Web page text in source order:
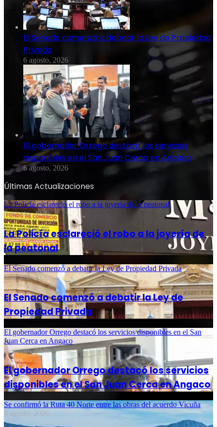
El Senado comenzó a debatir la Ley de Propiedad
Privada
6 agosto, 2026
El gobernador Orrego destacó los servicios
disponibles en el San Juan Cerca en Angaco
6 agosto, 2026
Últimas Actualizaciones
La Policía esclareció el robo a la joyería de la peatonal
6 agosto, 2026
La Policía esclareció el robo a la joyería de
la peatonal
El Senado comenzó a debatir la Ley de Propiedad Privada
6 agosto, 2026
El Senado comenzó a debatir la Ley de
Propiedad Privada
El gobernador Orrego destacó los servicios disponibles en el San
Juan Cerca en Angaco
6 agosto, 2026
El gobernador Orrego destacó los servicios
disponibles en el San Juan Cerca en Angaco
Se confirmó la Ruta 40 Norte entre las obras del acuerdo Vicuña
6 agosto, 2026